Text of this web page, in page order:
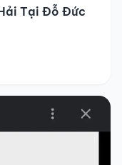
Tại Đỗ Đức